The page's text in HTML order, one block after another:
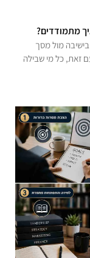
מתמודדים?
מול מסך
זאת, כל מי שבילה